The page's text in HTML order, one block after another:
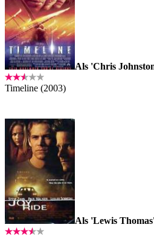
Als 'Chris
Timeline (2003)
Als 'Lewis